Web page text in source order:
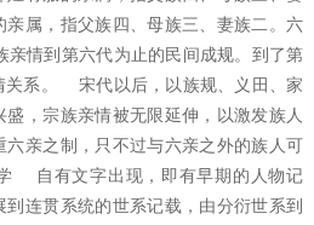
属，指父族四、母族三、妻族二。六
情到第六代为止的民间成规。到了第
关系。 宋代以后，以族规、义田、家
，宗族亲情被无限延伸，以激发族人
六亲之制，只不过与六亲之外的族人可
自有文字出现，即有早期的人物记
连贯系统的世系记载，由分衍世系到